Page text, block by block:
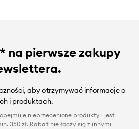
na pierwsze zakupy
aby otrzymywać informacje o
i produktach.
nieprzecenione produkty i jest
350 zł. Rabat nie łączy się z innymi